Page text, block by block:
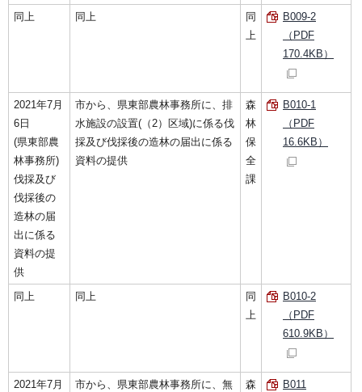
同上 同上
同
上
B009-2
（PDF
170.4KB）
2021年7月
6日
(県東部農
林事務所)
伐採及び
伐採後の
造林の届
出に係る
資料の提
供
市から、県東部農林事務所に、排
水施設の設置(（2）区域)に係る伐
採及び伐採後の造林の届出に係る
資料の提供
森
林
保
全
課
B010-1
（PDF
16.6KB）
同上 同上
同
上
B010-2
（PDF
610.9KB）
2021年7月
市から、県東部農林事務所に、無
森
B011